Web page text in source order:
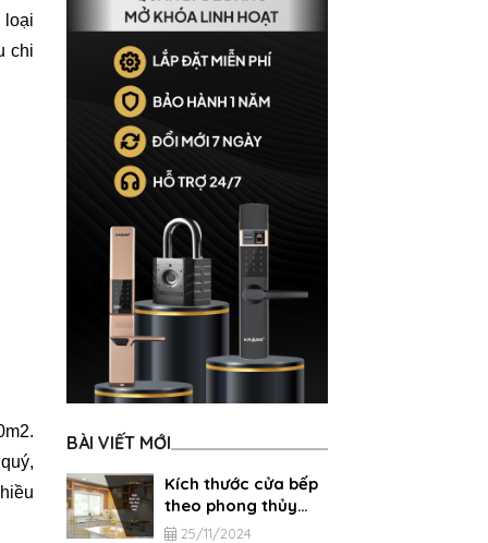
loại
chi
BÀI VIẾT MỚI
Kích thước cửa bếp
theo phong thủy
chính xác nhất
25/11/2024